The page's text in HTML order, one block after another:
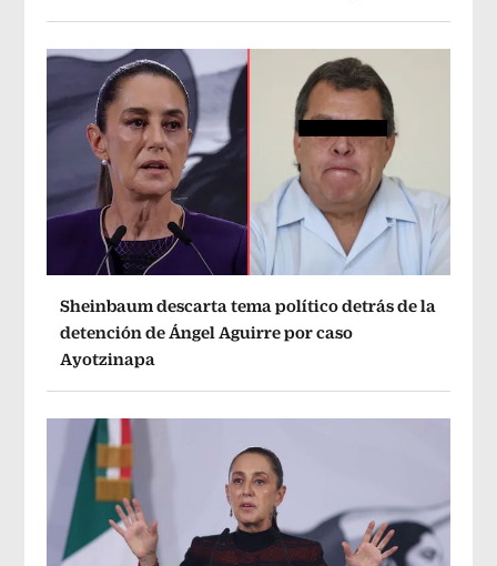
Sheinbaum descarta tema político detrás de la
detención de Ángel Aguirre por caso
Ayotzinapa